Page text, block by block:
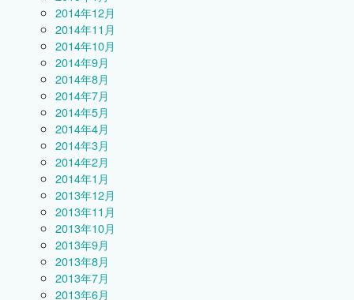
2014年12月
2014年11月
2014年10月
2014年9月
2014年8月
2014年7月
2014年5月
2014年4月
2014年3月
2014年2月
2014年1月
2013年12月
2013年11月
2013年10月
2013年9月
2013年8月
2013年7月
2013年6月